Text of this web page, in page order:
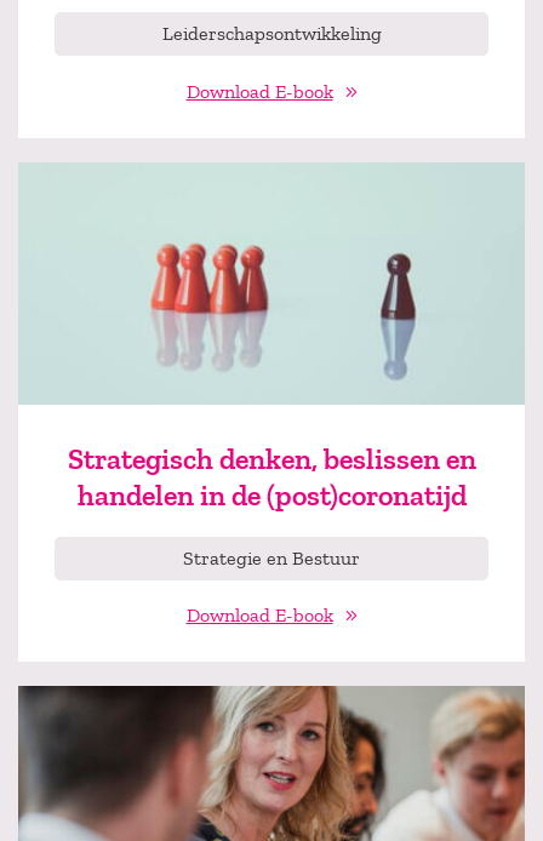
Leiderschapsontwikkeling
Download E-book
Strategisch denken, beslissen en
handelen in de (post)coronatijd
Strategie en Bestuur
Download E-book